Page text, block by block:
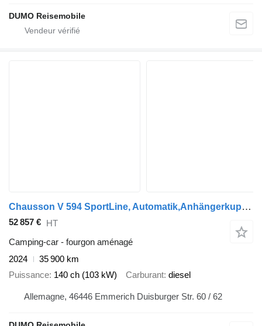
DUMO Reisemobile
Chausson V 594 SportLine, Automatik,Anhängerkupplung
52 857 € HT
Camping-car - fourgon aménagé
2024
35 900 km
Puissance 140 ch (103 kW) Carburant diesel
Allemagne, 46446 Emmerich Duisburger Str. 60 / 62